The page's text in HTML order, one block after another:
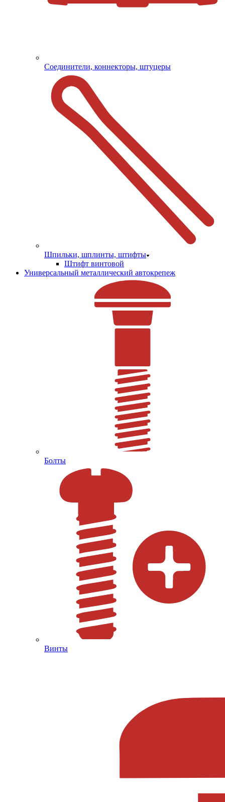
Соединители, коннекторы, штуцеры
Шпильки, шплинты, штифты
Штифт винтовой
Универсальный металлический автокрепеж
Болты
Винты